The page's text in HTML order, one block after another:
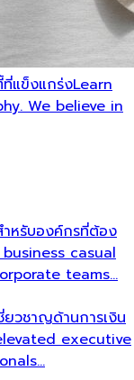
แข็งแกร่งLearn
We believe in
หรับองค์กรที่ต้อง
casual
teams…
วชาญด้านการเงิน
executive